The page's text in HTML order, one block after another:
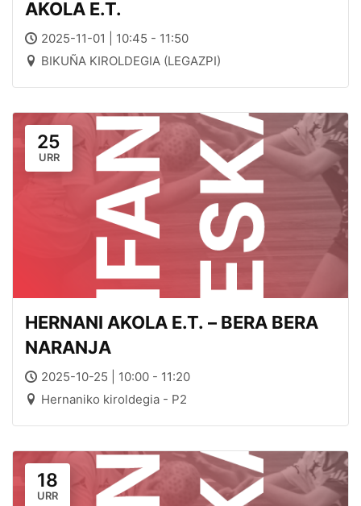
AKOLA E.T.
2025-11-01 | 10:45 - 11:50
BIKUÑA KIROLDEGIA (LEGAZPI)
25
URR
HERNANI AKOLA E.T. – BERA BERA
NARANJA
2025-10-25 | 10:00 - 11:20
Hernaniko kiroldegia - P2
18
URR